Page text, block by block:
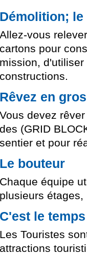
Démolition;
Allez-vous
cartons pour
mission,
constructions.
Rêvez en
Vous devez
des (GRID
sentier et pour
Le bouteur
Chaque équipe
plusieurs
C'est le
Les Touristes
attractions